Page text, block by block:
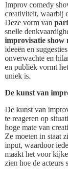
Improv comedy
creativiteit, waarbij
Deze vorm van
snelle
improvisatie show
ideeën en
onverwachte en
en publiek vormt
uniek is.
De kunst van
De kunst van
te reageren op
hoge mate van
Ze moeten in staat
input, waardoor
maakt het voor
zien hoe de acteurs